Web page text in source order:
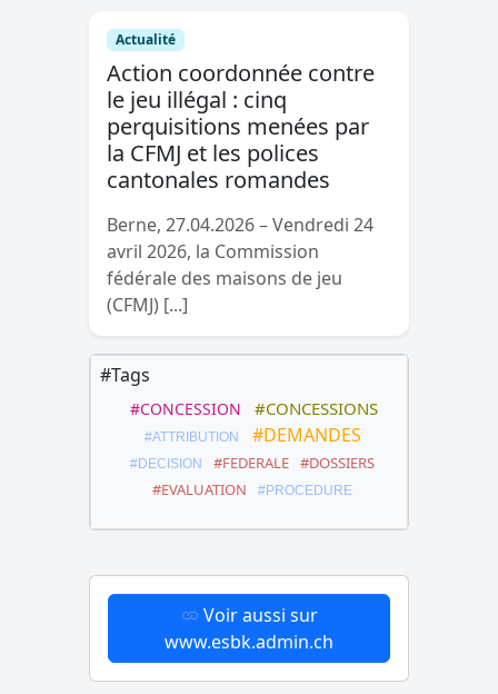
Actualité
Action coordonnée contre
le jeu illégal : cinq
perquisitions menées par
la CFMJ et les polices
cantonales romandes
Berne, 27.04.2026 – Vendredi 24
avril 2026, la Commission
fédérale des maisons de jeu
(CFMJ) [...]
#Tags
#CONCESSION #CONCESSIONS
#ATTRIBUTION #DEMANDES
#DECISION #FEDERALE #DOSSIERS
#EVALUATION
#PROCEDURE
Voir aussi sur
www.esbk.admin.ch